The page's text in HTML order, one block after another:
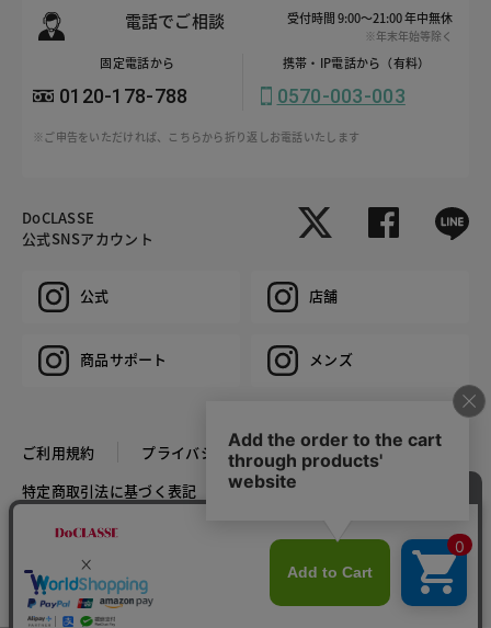
カラー・サイズを選択する
電話でご相談 受付時間 9:00～21:00 年中無休
※年末年始等除く
固定電話から
0120-178-788
携帯・IP電話から（有料）
0570-003-003
※ご申告をいただければ、こちらから折り返しお電話いたします
DoCLASSE
公式SNSアカウント
公式 店舗
商品サポート メンズ
ご利用規約
プライバシーポリシー
特定商取引法に基づく表記
推奨環境
COPYRIGHT © DoCLASSE ALL RIGHTS RESERVED.